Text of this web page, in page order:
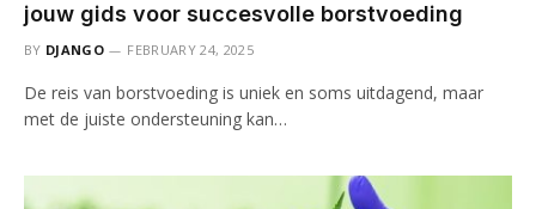
jouw gids voor succesvolle borstvoeding
BY DJANGO FEBRUARY 24, 2025
De reis van borstvoeding is uniek en soms uitdagend, maar
met de juiste ondersteuning kan…